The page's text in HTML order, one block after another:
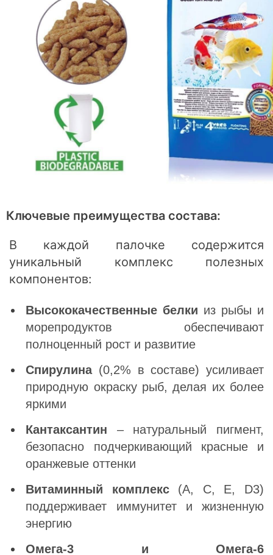
Ключевые преимущества состава:
В каждой палочке содержится
уникальный комплекс полезных
компонентов:
Высококачественные белки из рыбы и
морепродуктов обеспечивают
полноценный рост и развитие
Спирулина(0,2% в составе) усиливает
природную окраску рыб, делая их более
яркими
Кантаксантин – натуральный пигмент,
безопасно подчеркивающий красные и
оранжевые оттенки
Витаминный комплекс(A, C, E, D3)
поддерживает иммунитет и жизненную
энергию
Омега-3 и Омега-6